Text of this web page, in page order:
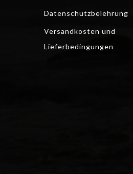
Datenschutzbelehrung
Versandkosten und
Lieferbedingungen